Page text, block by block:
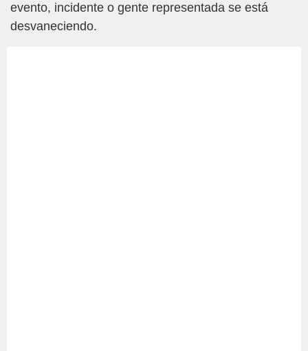
evento, incidente o gente representada se está
desvaneciendo.